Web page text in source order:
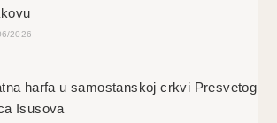
2026
harfa u samostanskoj crkvi Presvetog
Isusova